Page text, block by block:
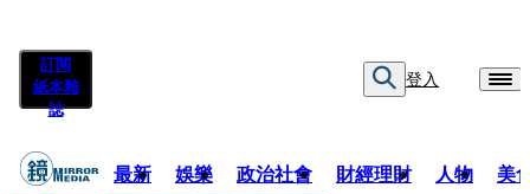
訂閱
紙本雜
誌
登入
最新 娛樂 政治社會 財經理財 人物 美